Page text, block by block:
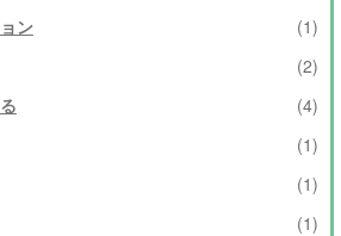
ン
(1)
(2)
(4)
(1)
(1)
(1)